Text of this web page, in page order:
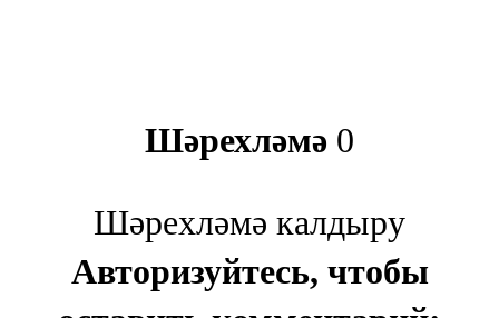
Шәрехләмә 0
Шәрехләмә калдыру
Авторизуйтесь, чтобы